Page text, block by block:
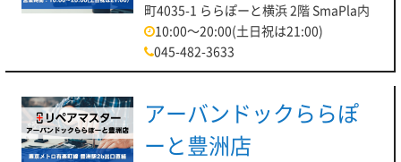
町4035-1 ららぽーと横浜 2階 SmaPla内
10:00～20:00(土日祝は21:00)
045-482-3633
アーバンドックららぽ
ーと豊洲店